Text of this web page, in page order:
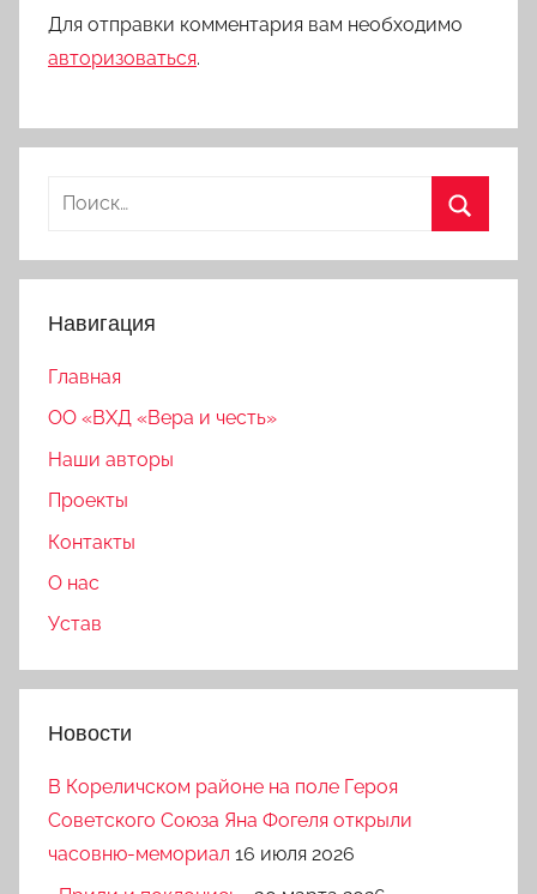
Для отправки комментария вам необходимо
авторизоваться.
Найти:
Навигация
Главная
ОО «ВХД «Вера и честь»
Наши авторы
Проекты
Контакты
О нас
Устав
Новости
В Кореличском районе на поле Героя
Советского Союза Яна Фогеля открыли
часовню-мемориал 16 июля 2026